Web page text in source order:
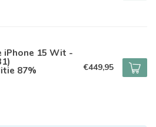
15 Wit -
87% €449,95